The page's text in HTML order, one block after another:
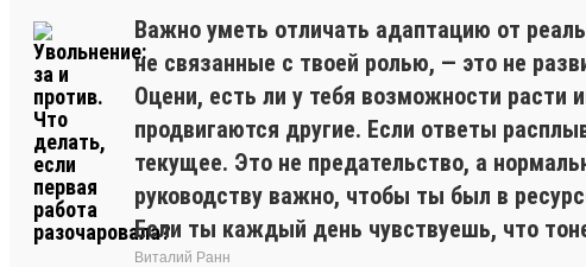
Важно уметь отличать адаптацию от
не связанные с твоей ролью, — это не
Оцени, есть ли у тебя возможности расти
продвигаются другие. Если ответы
текущее. Это не предательство, а
руководству важно, чтобы ты был в
Если ты каждый день чувствуешь, что
Виталий Ранн